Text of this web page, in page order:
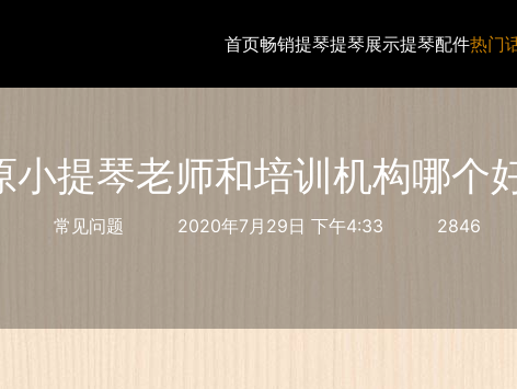
首页畅销提琴提琴展示提琴配件热门
小提琴老师和培训机构哪个
常见问题 2020年7月29日 下午4:33 2846